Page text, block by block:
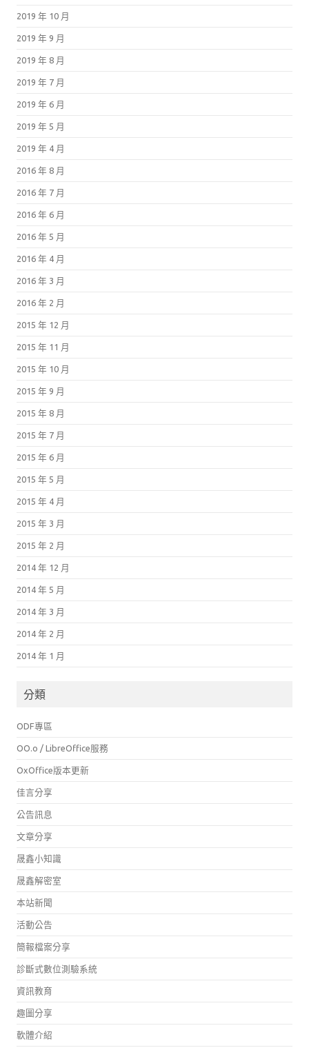
2019 年 10 月
2019 年 9 月
2019 年 8 月
2019 年 7 月
2019 年 6 月
2019 年 5 月
2019 年 4 月
2016 年 8 月
2016 年 7 月
2016 年 6 月
2016 年 5 月
2016 年 4 月
2016 年 3 月
2016 年 2 月
2015 年 12 月
2015 年 11 月
2015 年 10 月
2015 年 9 月
2015 年 8 月
2015 年 7 月
2015 年 6 月
2015 年 5 月
2015 年 4 月
2015 年 3 月
2015 年 2 月
2014 年 12 月
2014 年 5 月
2014 年 3 月
2014 年 2 月
2014 年 1 月
分類
ODF專區
OO.o / LibreOffice服務
OxOffice版本更新
佳言分享
公告訊息
文章分享
晟鑫小知識
晟鑫解密室
本站新聞
活動公告
簡報檔案分享
診斷式數位測驗系統
資訊教育
趣圖分享
軟體介紹